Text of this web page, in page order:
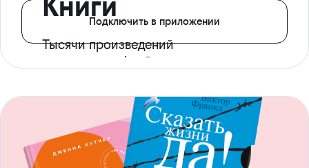
Тысячи произведений
с доступом офлайн
Подключить в приложении